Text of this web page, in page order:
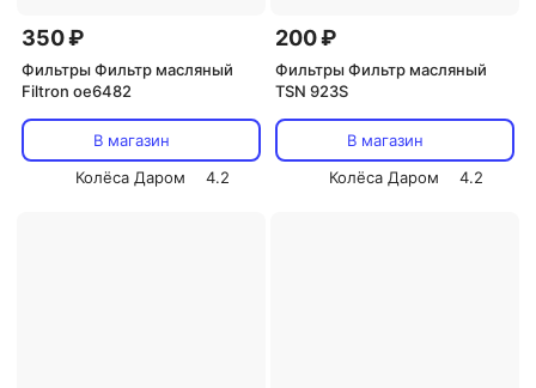
350 ₽
Фильтры Фильтр масляный
Filtron oe6482
В магазин
Колёса Даром
4.2
200 ₽
Фильтры Фильтр масляный
TSN 923S
В магазин
Колёса Даром
4.2